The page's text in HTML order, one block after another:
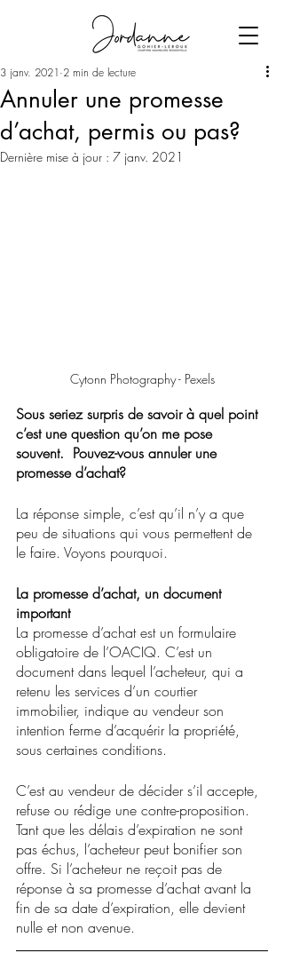
Annuler une promesse
d’achat, permis ou pas?
3 janv. 2021 2 min de lecture
Dernière mise à jour : 7 janv. 2021
Cytonn Photography - Pexels
Sous seriez surpris de savoir à quel point
c’est une question qu’on me pose
souvent.  Pouvez-vous annuler une
promesse d’achat?
La réponse simple, c’est qu’il n’y a que
peu de situations qui vous permettent de
le faire. Voyons pourquoi.
La promesse d’achat, un document
important
La promesse d’achat est un formulaire
obligatoire de l’OACIQ. C’est un
document dans lequel l’acheteur, qui a
retenu les services d’un courtier
immobilier, indique au vendeur son
intention ferme d’acquérir la propriété,
sous certaines conditions.
C’est au vendeur de décider s’il accepte,
refuse ou rédige une contre-proposition.
Tant que les délais d’expiration ne sont
pas échus, l’acheteur peut bonifier son
offre. Si l’acheteur ne reçoit pas de
réponse à sa promesse d’achat avant la
fin de sa date d’expiration, elle devient
nulle et non avenue.